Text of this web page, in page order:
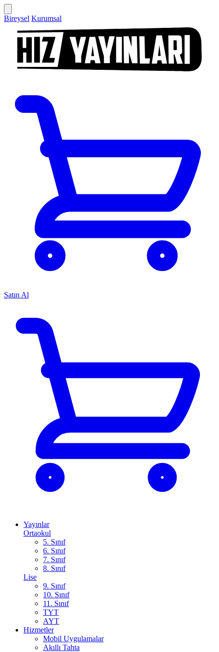
Bireysel Kurumsal
Satın Al
Yayınlar
Ortaokul
5. Sınıf
6. Sınıf
7. Sınıf
8. Sınıf
Lise
9. Sınıf
10. Sınıf
11. Sınıf
TYT
AYT
Hizmetler
Mobil Uygulamalar
Akıllı Tahta